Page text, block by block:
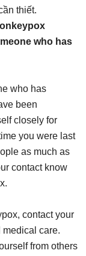
thiết.
who has
who has
been
closely for
you were last
as much as
contact know
contact your
medical care.
from others